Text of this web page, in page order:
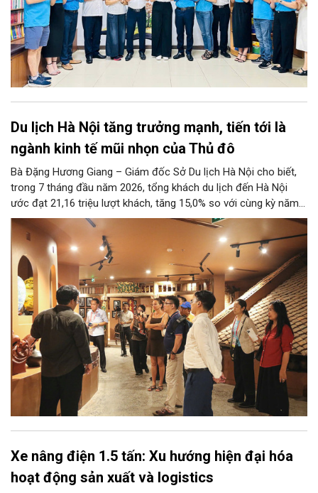
Du lịch Hà Nội tăng trưởng mạnh, tiến tới là
ngành kinh tế mũi nhọn của Thủ đô
Bà Đặng Hương Giang – Giám đốc Sở Du lịch Hà Nội cho biết,
trong 7 tháng đầu năm 2026, tổng khách du lịch đến Hà Nội
ước đạt 21,16 triệu lượt khách, tăng 15,0% so với cùng kỳ năm
2025. Tổng thu từ khách du lịch ước đạt 86,47 nghìn tỷ đồng,
tăng 17,9% so với cùng kỳ năm trước.
Xe nâng điện 1.5 tấn: Xu hướng hiện đại hóa
hoạt động sản xuất và logistics